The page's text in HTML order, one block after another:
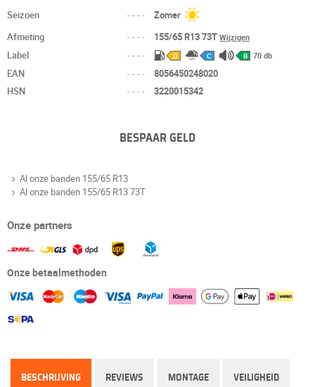
Seizoen
----
Zomer
Afmeting
---- 155/65 R13 73TWijzigen
Label ---- D C B 70 db
EAN ----
8056450248020
HSN
---- 3220015342
BESPAAR GELD
Al onze banden 155/65 R13
Al onze banden 155/65 R13 73T
Onze partners
Onze betaalmethoden
BESCHRIJVING REVIEWS MONTAGE VEILIGHEID